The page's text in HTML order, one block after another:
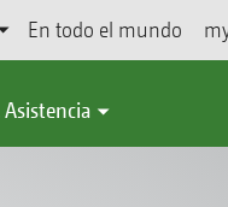
En todo el mundo